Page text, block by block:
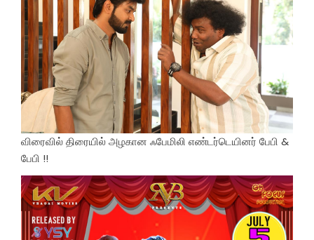
விரைவில் திரையில் அழகான ஃபேமிலி எண்டர்டெயினர் பேபி &
பேபி !!